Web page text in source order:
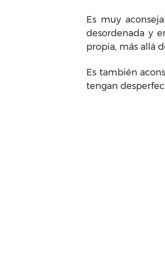
Es muy
desordenada y
propia, más allá
Es también
tengan